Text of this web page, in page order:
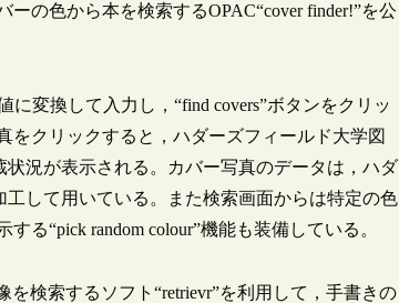
の色から本を検索するOPAC“cover finder!”を公
変換して入力し，“find covers”ボタンをクリッ
をクリックすると，ハダーズフィールド大学図
況が表示される。カバー写真のデータは，ハダ
して用いている。また検索画面からは特定の色
る“pick random colour”機能も装備している。
検索するソフト“retrievr”を利用して，手書きの